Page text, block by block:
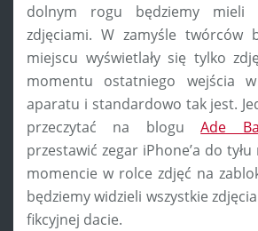
dolnym rogu będziemy mieli
zdjęciami. W zamyśle twórców
miejscu wyświetlały się tylko
momentu ostatniego wejścia
aparatu i standardowo tak jest.
przeczytać na bloguAde
przestawić zegar iPhone’a do
momencie w rolce zdjęć na
będziemy widzieli wszystkie
fikcyjnej dacie.